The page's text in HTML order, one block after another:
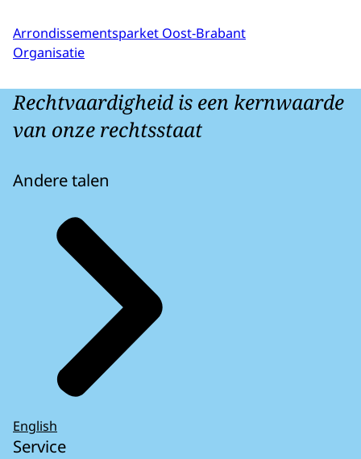
Arrondissementsparket Oost-Brabant
Organisatie
Rechtvaardigheid is een kernwaarde
van onze rechtsstaat
Andere talen
English
Service